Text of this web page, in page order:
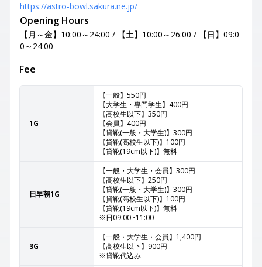
https://astro-bowl.sakura.ne.jp/
Opening Hours
【月～金】10:00～24:00 / 【土】10:00～26:00 / 【日】09:0
0～24:00
Fee
1G
【一般】550円
【大学生・専門学生】400円
【高校生以下】350円
【会員】400円
【貸靴(一般・大学生)】300円
【貸靴(高校生以下)】100円
【貸靴(19cm以下)】無料
日早朝1G
【一般・大学生・会員】300円
【高校生以下】250円
【貸靴(一般・大学生)】300円
【貸靴(高校生以下)】100円
【貸靴(19cm以下)】無料
※日09:00~11:00
3G
【一般・大学生・会員】1,400円
【高校生以下】900円
※貸靴代込み